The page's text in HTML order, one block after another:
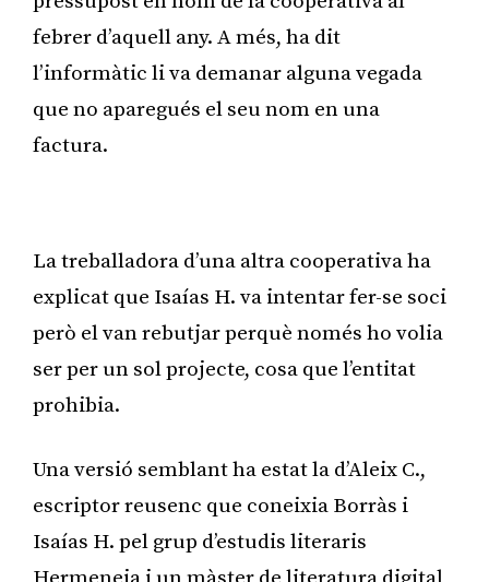
febrer d’aquell any. A més, ha dit
l’informàtic li va demanar alguna vegada
que no aparegués el seu nom en una
factura.
La treballadora d’una altra cooperativa ha
explicat que Isaías H. va intentar fer-se soci
però el van rebutjar perquè només ho volia
ser per un sol projecte, cosa que l’entitat
prohibia.
Una versió semblant ha estat la d’Aleix C.,
escriptor reusenc que coneixia Borràs i
Isaías H. pel grup d’estudis literaris